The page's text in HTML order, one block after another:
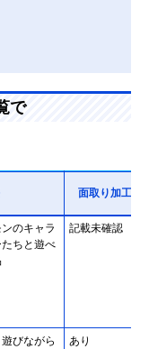
で
面取り加工
のキャラ
ちと遊べ
記載未確認
びながら
あり